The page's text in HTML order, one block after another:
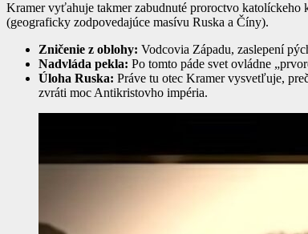
Kramer vyťahuje takmer zabudnuté proroctvo
(geograficky zodpovedajúce masívu Ruska a Číny).
Zničenie z oblohy: Vodcovia Západu, zaslepení
Nadvláda pekla: Po tomto páde svet ovládne
Úloha Ruska: Práve tu otec Kramer vysvetľuje,
zvráti moc Antikristovho impéria.